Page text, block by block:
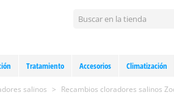
Tratamiento Accesorios Climatización
salinos > Recambios cloradores salinos